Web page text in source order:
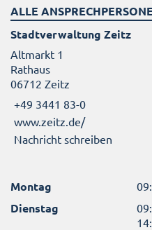
ALLE
Stadtverwaltung Zeitz
Altmarkt 1
Rathaus
06712 Zeitz
+49 3441 83-0
www.zeitz.de/
Nachricht schreiben
Montag
Dienstag